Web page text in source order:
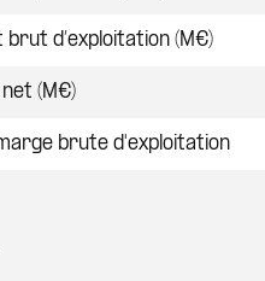
brut d’exploitation (M€)
(M€)
marge brute d'exploitation